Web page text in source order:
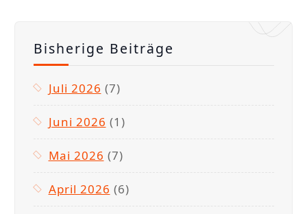
Bisherige Beiträge
Juli 2026 (7)
Juni 2026 (1)
Mai 2026 (7)
April 2026 (6)